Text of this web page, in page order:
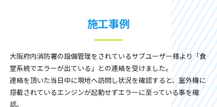
施工事例
大阪府内消防署の設備管理をされているサブユーザー様より「食
堂系統でエラーが出ている」との連絡を受けました。
連絡を頂いた当日中に現地へ訪問し状況を確認すると、室外機に
搭載されているエンジンが起動せずエラーに至っている事を確
認。